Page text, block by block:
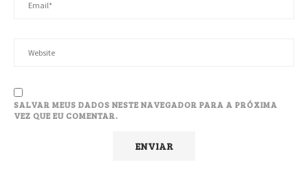
SALVAR MEUS DADOS NESTE NAVEGADOR PARA A PRÓXIMA
VEZ QUE EU COMENTAR.